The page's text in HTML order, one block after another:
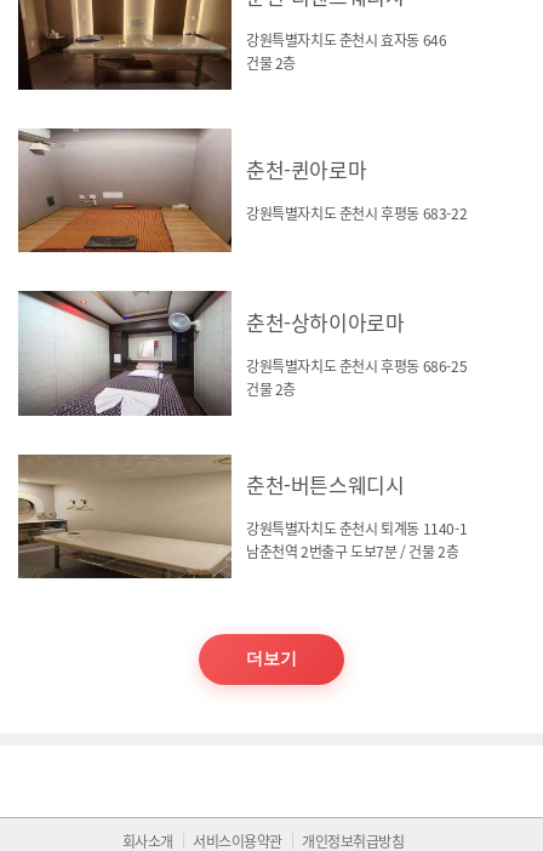
강원특별자치도 춘천시 효자동 646
건물 2층
춘천-퀸아로마
강원특별자치도 춘천시 후평동 683-22
춘천-상하이아로마
강원특별자치도 춘천시 후평동 686-25
건물 2층
춘천-버튼스웨디시
강원특별자치도 춘천시 퇴계동 1140-1
남춘천역 2번출구 도보7분 / 건물 2층
더보기
회사소개 서비스이용약관 개인정보취급방침